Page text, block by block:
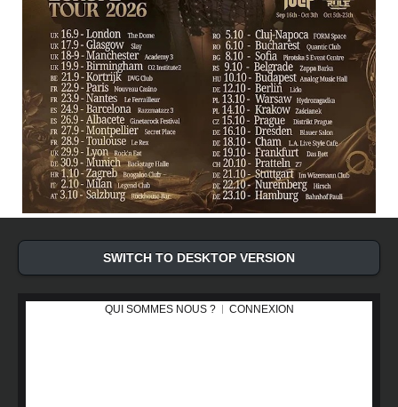
SWITCH TO DESKTOP VERSION
QUI SOMMES NOUS ? CONNEXION